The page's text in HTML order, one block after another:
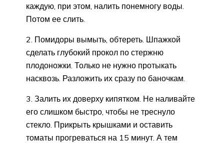
каждую, при этом, налить понемногу воды.
Потом ее слить.
2. Помидоры вымыть, обтереть. Шпажкой
сделать глубокий прокол по стержню
плодоножки. Только не нужно протыкать
насквозь. Разложить их сразу по баночкам.
3. Залить их доверху кипятком. Не наливайте
его слишком быстро, чтобы не треснуло
стекло. Прикрыть крышками и оставить
томаты прогреваться на 15 минут. А тем